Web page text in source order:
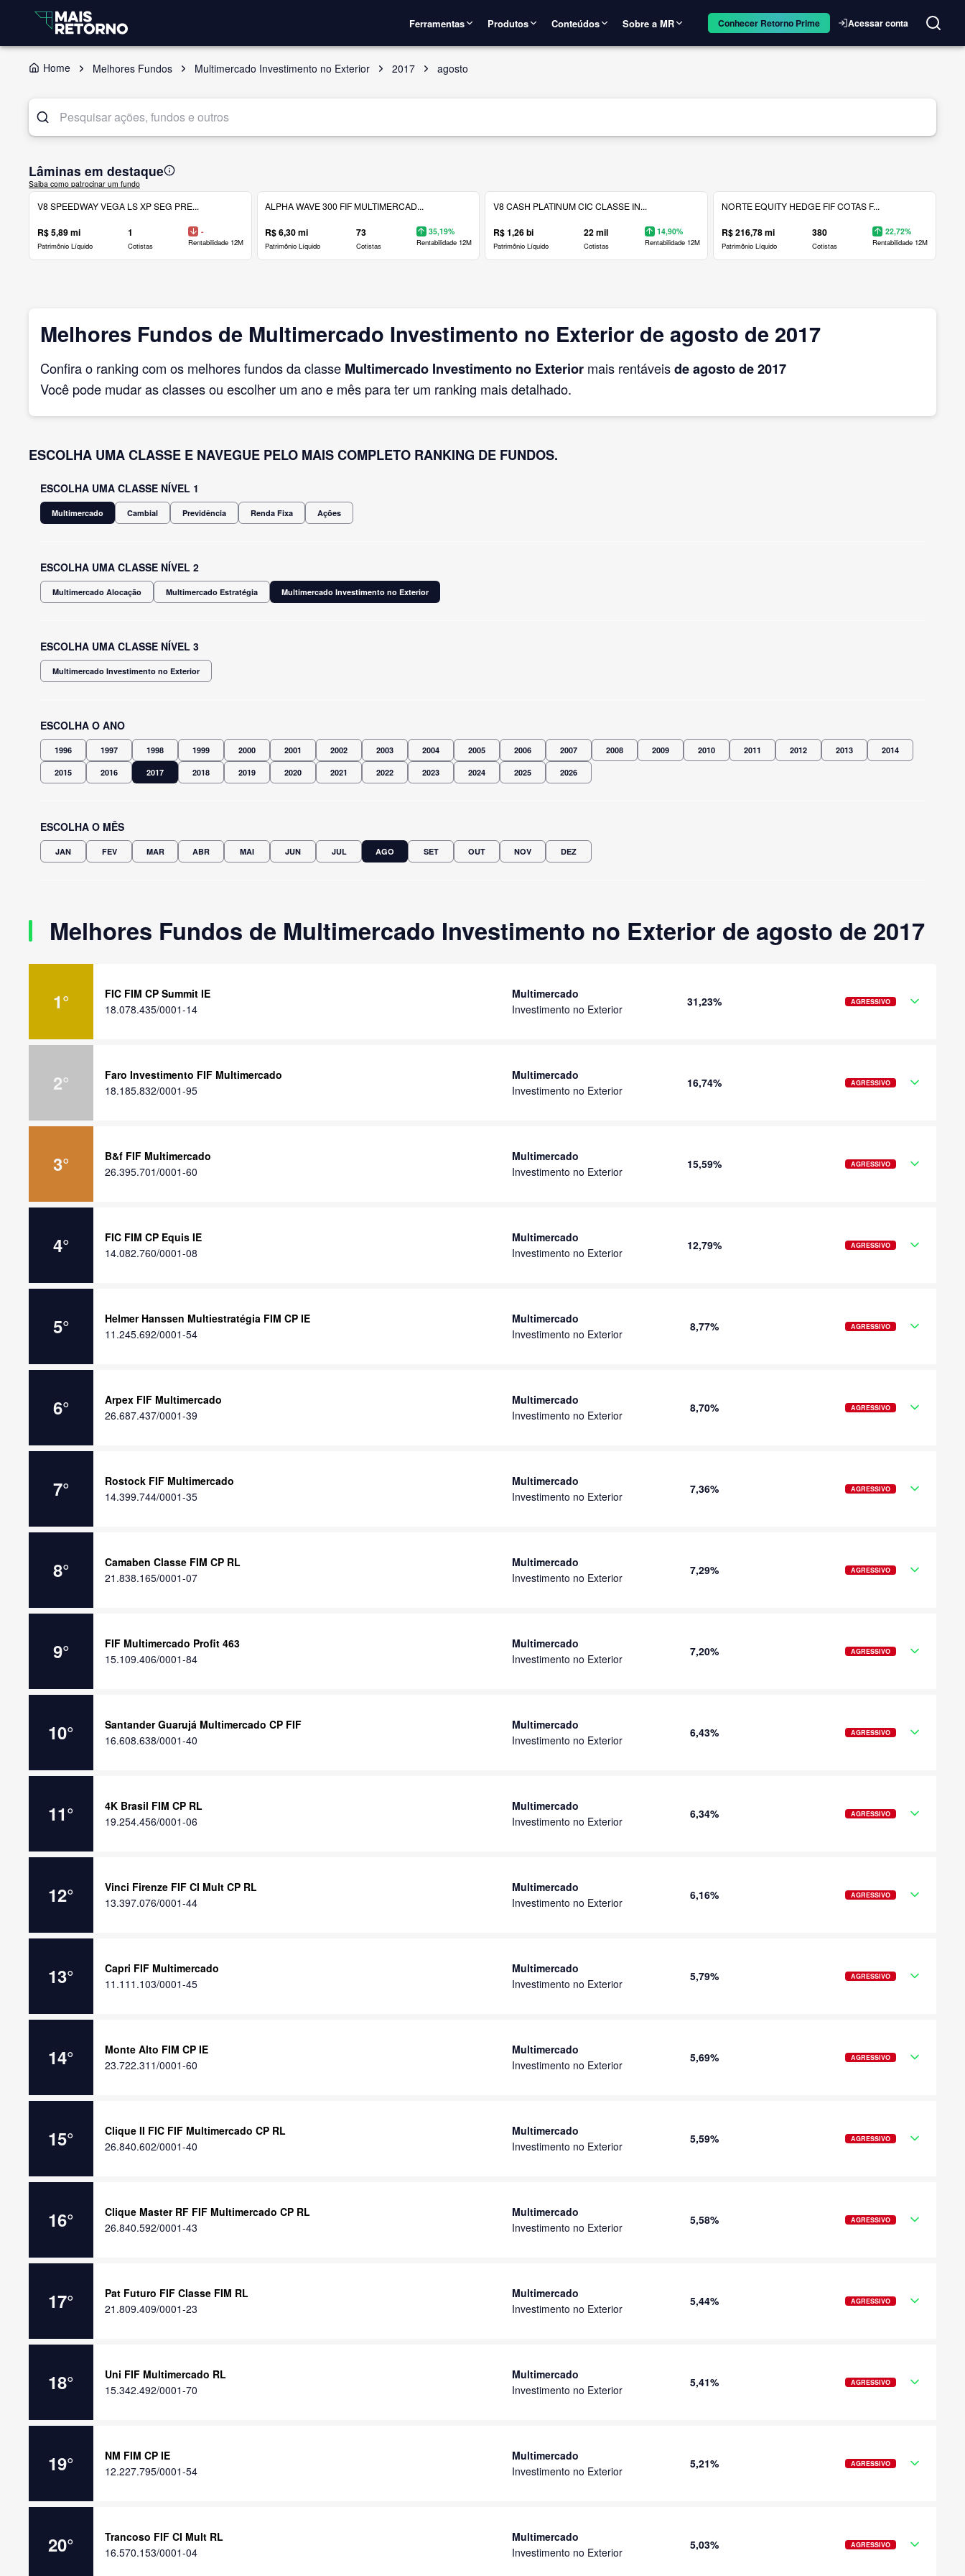
Ferramentas Produtos Conteúdos Sobre a MR Conhecer Retorno Prime Acessar conta
Home Melhores Fundos Multimercado Investimento no Exterior 2017 agosto
Lâminas em destaque
Saiba como patrocinar um fundo
V8 SPEEDWAY VEGA LS XP SEG PRE...
R$ 5,89 mi
Patrimônio Líquido
1
Cotistas
-
Rentabilidade 12M
ALPHA WAVE 300 FIF MULTIMERCAD...
R$ 6,30 mi
Patrimônio Líquido
73
Cotistas
35,19%
Rentabilidade 12M
V8 CASH PLATINUM CIC CLASSE IN...
R$ 1,26 bi
Patrimônio Líquido
22 mil
Cotistas
14,90%
Rentabilidade 12M
NORTE EQUITY HEDGE FIF COTAS F...
R$ 216,78 mi
Patrimônio Líquido
380
Cotistas
22,72%
Rentabilidade 12M
Melhores Fundos de Multimercado Investimento no Exterior de agosto de 2017
Confira o ranking com os melhores fundos da classe Multimercado Investimento no Exterior mais rentáveisde agostode 2017
Você pode mudar as classes ou escolher um ano e mês para ter um ranking mais detalhado.
ESCOLHA UMA CLASSE E NAVEGUE PELO MAIS COMPLETO RANKING DE FUNDOS.
ESCOLHA UMA CLASSE NÍVEL 1
Multimercado Cambial Previdência Renda Fixa Ações
ESCOLHA UMA CLASSE NÍVEL 2
Multimercado Alocação Multimercado Estratégia Multimercado Investimento no Exterior
ESCOLHA UMA CLASSE NÍVEL 3
Multimercado Investimento no Exterior
ESCOLHA O ANO
1996 1997 1998 1999 2000 2001 2002 2003 2004 2005 2006 2007 2008 2009 2010 2011 2012 2013 2014
2015 2016 2017 2018 2019 2020 2021 2022 2023 2024 2025 2026
ESCOLHA O MÊS
JAN FEV MAR ABR MAI JUN JUL AGO SET OUT NOV DEZ
Melhores Fundos de Multimercado Investimento no Exterior de agosto de 2017
1°
FIC FIM CP Summit IE
18.078.435/0001-14
Multimercado
Investimento no Exterior
31,23% AGRESSIVO
2°
Faro Investimento FIF Multimercado
18.185.832/0001-95
Multimercado
Investimento no Exterior
16,74% AGRESSIVO
3°
B&f FIF Multimercado
26.395.701/0001-60
Multimercado
Investimento no Exterior
15,59% AGRESSIVO
4°
FIC FIM CP Equis IE
14.082.760/0001-08
Multimercado
Investimento no Exterior
12,79% AGRESSIVO
5°
Helmer Hanssen Multiestratégia FIM CP IE
11.245.692/0001-54
Multimercado
Investimento no Exterior
8,77% AGRESSIVO
6°
Arpex FIF Multimercado
26.687.437/0001-39
Multimercado
Investimento no Exterior
8,70% AGRESSIVO
7°
Rostock FIF Multimercado
14.399.744/0001-35
Multimercado
Investimento no Exterior
7,36% AGRESSIVO
8°
Camaben Classe FIM CP RL
21.838.165/0001-07
Multimercado
Investimento no Exterior
7,29% AGRESSIVO
9°
FIF Multimercado Profit 463
15.109.406/0001-84
Multimercado
Investimento no Exterior
7,20% AGRESSIVO
10°
Santander Guarujá Multimercado CP FIF
16.608.638/0001-40
Multimercado
Investimento no Exterior
6,43% AGRESSIVO
11°
4K Brasil FIM CP RL
19.254.456/0001-06
Multimercado
Investimento no Exterior
6,34% AGRESSIVO
12°
Vinci Firenze FIF CI Mult CP RL
13.397.076/0001-44
Multimercado
Investimento no Exterior
6,16% AGRESSIVO
13°
Capri FIF Multimercado
11.111.103/0001-45
Multimercado
Investimento no Exterior
5,79% AGRESSIVO
14°
Monte Alto FIM CP IE
23.722.311/0001-60
Multimercado
Investimento no Exterior
5,69% AGRESSIVO
15°
Clique II FIC FIF Multimercado CP RL
26.840.602/0001-40
Multimercado
Investimento no Exterior
5,59% AGRESSIVO
16°
Clique Master RF FIF Multimercado CP RL
26.840.592/0001-43
Multimercado
Investimento no Exterior
5,58% AGRESSIVO
17°
Pat Futuro FIF Classe FIM RL
21.809.409/0001-23
Multimercado
Investimento no Exterior
5,44% AGRESSIVO
18°
Uni FIF Multimercado RL
15.342.492/0001-70
Multimercado
Investimento no Exterior
5,41% AGRESSIVO
19°
NM FIM CP IE
12.227.795/0001-54
Multimercado
Investimento no Exterior
5,21% AGRESSIVO
20°
Trancoso FIF CI Mult RL
16.570.153/0001-04
Multimercado
Investimento no Exterior
5,03% AGRESSIVO